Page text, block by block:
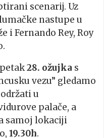
scenarij. Uz
nastupe u
i Fernando Rey, Roy
28. ožujka s
vezu” gledamo
u
palače, a
samoj lokaciji
19.30h.